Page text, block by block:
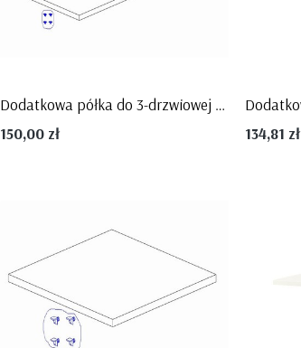
Dodatkowa półka do 3-drzwiowej szafy Marsylia meble PINIO
150,00 zł
134,81 zł